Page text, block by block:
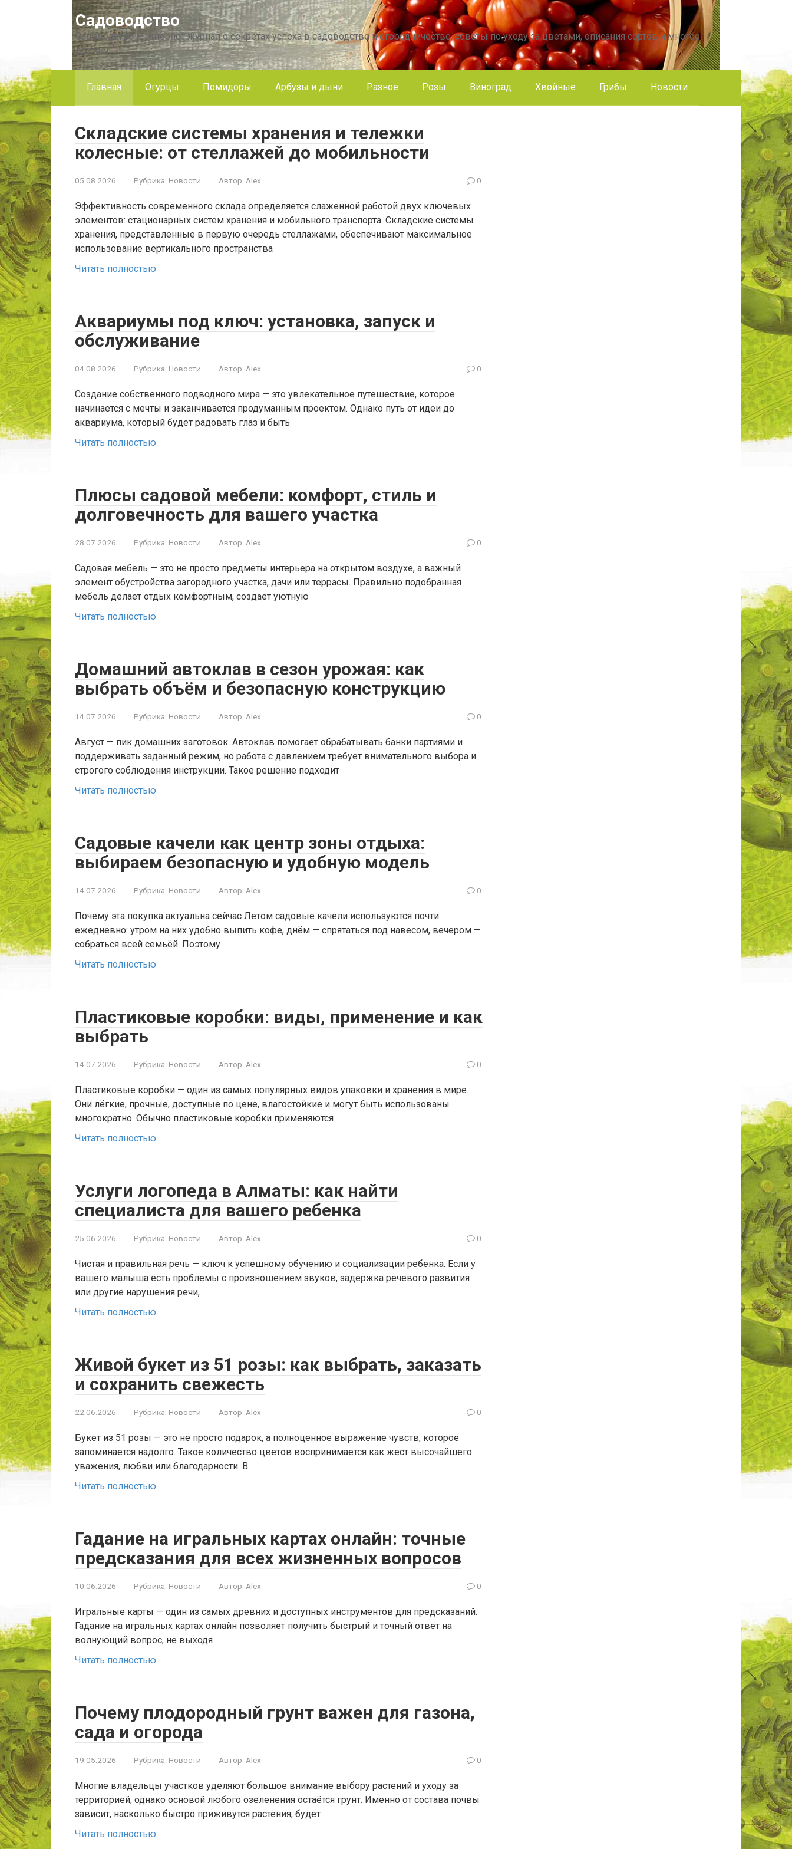
Садоводство
Садоводство — интернет журнал о секретах успеха в садоводстве и огородничестве, советы по уходу за цветами, описания сортов и многое
другое!
Главная Огурцы Помидоры Арбузы и дыни Разное Розы Виноград Хвойные Грибы Новости
Складские системы хранения и тележки
колесные: от стеллажей до мобильности
05.08.2026 Рубрика: Новости Автор: Alex 0
Эффективность современного склада определяется слаженной работой двух ключевых
элементов: стационарных систем хранения и мобильного транспорта. Складские системы
хранения, представленные в первую очередь стеллажами, обеспечивают максимальное
использование вертикального пространства
Читать полностью
Аквариумы под ключ: установка, запуск и
обслуживание
04.08.2026 Рубрика: Новости Автор: Alex 0
Создание собственного подводного мира — это увлекательное путешествие, которое
начинается с мечты и заканчивается продуманным проектом. Однако путь от идеи до
аквариума, который будет радовать глаз и быть
Читать полностью
Плюсы садовой мебели: комфорт, стиль и
долговечность для вашего участка
28.07.2026 Рубрика: Новости Автор: Alex 0
Садовая мебель — это не просто предметы интерьера на открытом воздухе, а важный
элемент обустройства загородного участка, дачи или террасы. Правильно подобранная
мебель делает отдых комфортным, создаёт уютную
Читать полностью
Домашний автоклав в сезон урожая: как
выбрать объём и безопасную конструкцию
14.07.2026 Рубрика: Новости Автор: Alex 0
Август — пик домашних заготовок. Автоклав помогает обрабатывать банки партиями и
поддерживать заданный режим, но работа с давлением требует внимательного выбора и
строгого соблюдения инструкции. Такое решение подходит
Читать полностью
Садовые качели как центр зоны отдыха:
выбираем безопасную и удобную модель
14.07.2026 Рубрика: Новости Автор: Alex 0
Почему эта покупка актуальна сейчас Летом садовые качели используются почти
ежедневно: утром на них удобно выпить кофе, днём — спрятаться под навесом, вечером —
собраться всей семьёй. Поэтому
Читать полностью
Пластиковые коробки: виды, применение и как
выбрать
14.07.2026 Рубрика: Новости Автор: Alex 0
Пластиковые коробки — один из самых популярных видов упаковки и хранения в мире.
Они лёгкие, прочные, доступные по цене, влагостойкие и могут быть использованы
многократно. Обычно пластиковые коробки применяются
Читать полностью
Услуги логопеда в Алматы: как найти
специалиста для вашего ребенка
25.06.2026 Рубрика: Новости Автор: Alex 0
Чистая и правильная речь — ключ к успешному обучению и социализации ребенка. Если у
вашего малыша есть проблемы с произношением звуков, задержка речевого развития
или другие нарушения речи,
Читать полностью
Живой букет из 51 розы: как выбрать, заказать
и сохранить свежесть
22.06.2026 Рубрика: Новости Автор: Alex 0
Букет из 51 розы — это не просто подарок, а полноценное выражение чувств, которое
запоминается надолго. Такое количество цветов воспринимается как жест высочайшего
уважения, любви или благодарности. В
Читать полностью
Гадание на игральных картах онлайн: точные
предсказания для всех жизненных вопросов
10.06.2026 Рубрика: Новости Автор: Alex 0
Игральные карты — один из самых древних и доступных инструментов для предсказаний.
Гадание на игральных картах онлайн позволяет получить быстрый и точный ответ на
волнующий вопрос, не выходя
Читать полностью
Почему плодородный грунт важен для газона,
сада и огорода
19.05.2026 Рубрика: Новости Автор: Alex 0
Многие владельцы участков уделяют большое внимание выбору растений и уходу за
территорией, однако основой любого озеленения остаётся грунт. Именно от состава почвы
зависит, насколько быстро приживутся растения, будет
Читать полностью